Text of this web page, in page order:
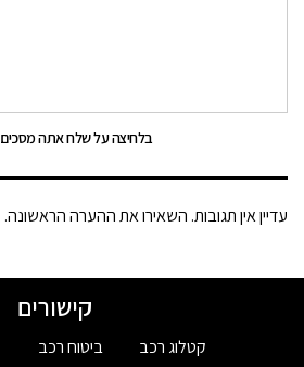
בלחיצה על שלח אתה מסכים
עדיין אין תגובות. השאירו את ההערה הראשונה.
קישורים
קטלוג רכב
ביטוח רכב